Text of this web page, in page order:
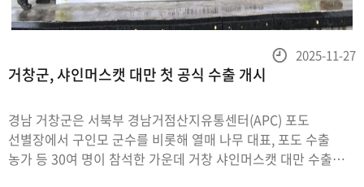
거창군, 샤인머스캣 대만 첫 공식 수출 개시
경남 거창군은 서북부 경남거점산지유통센터(APC) 포도
선별장에서 구인모 군수를 비롯해 열매 나무 대표, 포도 수출
농가 등 30여 명이 참석한 가운데 거창 샤인머스캣 대만 수출
등
2025-11-27